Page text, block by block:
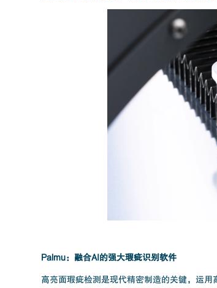
Palmu：融合AI的强大瑕疵识别软件
高亮面瑕疵检测是现代精密制造的关键，运